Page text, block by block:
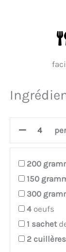
200
150
300
4 oeufs
1 sachet
2